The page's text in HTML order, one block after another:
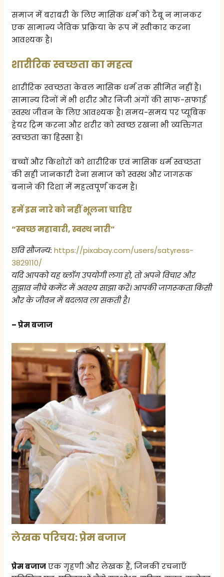
समाज में बराबरी के लिए मासिक धर्म को टैबू न मानकर
एक सामान्य जैविक प्रक्रिया के रूप में स्वीकार करना
आवश्यक है।
शारीरिक स्वच्छता का महत्व
शारीरिक स्वच्छता केवल मासिक धर्म तक सीमित नहीं है।
सामान्य दिनों में भी शरीर और निजी अंगों की साफ-सफाई
स्वस्थ जीवन के लिए आवश्यक है। समय-समय पर प्यूबिक
हेयर ट्रिम करना और शरीर को स्वच्छ रखना भी व्यक्तिगत
स्वच्छता का हिस्सा है।
बच्चों और किशोरों को शारीरिक एवं मासिक धर्म स्वच्छता
की सही जानकारी देना समाज को स्वस्थ और जागरूक
बनाने की दिशा में महत्वपूर्ण कदम है।
हमें इस नारे को नहीं भूलना चाहिए
“स्वच्छ महावारी, स्वस्थ नारी”
छवि सौजन्य: https://pixabay.com/users/satyress-
3829110/
यदि आपको यह ब्लॉग उपयोगी लगा हो, तो अपने विचार और
सुझाव नीचे कमेंट में अवश्य साझा करें। आपकी जागरूकता किसी
और के जीवन में बदलाव ला सकती है।
– प्रेम बजाज
लेखक परिचय: प्रेम बजाज
प्रेम बजाजएक गृहणी और लेखक हैं, जिनकी रचनाएँ